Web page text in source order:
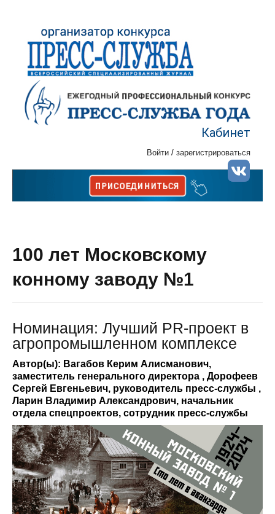
Кабинет
Войти / зарегистрироваться
100 лет Московскому
конному заводу №1
Номинация: Лучший PR-проект в
агропромышленном комплексе
Автор(ы): Вагабов Керим Алисманович,
заместитель генерального директора , Дорофеев
Сергей Евгеньевич, руководитель пресс-службы ,
Ларин Владимир Александрович, начальник
отдела спецпроектов, сотрудник пресс-службы